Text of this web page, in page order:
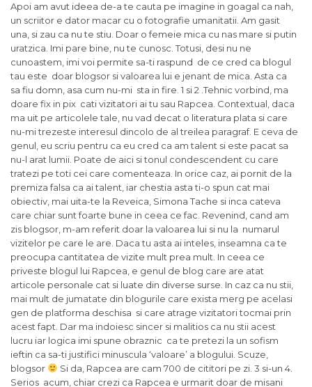
Apoi am avut ideea de-a te cauta pe imagine in goagal ca nah,
un scriitor e dator macar cu o fotografie umanitatii. Am gasit
una, si zau ca nu te stiu. Doar o femeie mica cu nas mare si putin
uratzica. Imi pare bine, nu te cunosc. Totusi, desi nu ne
cunoastem, imi voi permite sa-ti raspund de ce cred ca blogul
tau este doar blogsor si valoarea lui e jenant de mica. Asta ca
sa fiu domn, asa cum nu-mi sta in fire. 1 si 2 .Tehnic vorbind, ma
doare fix in pix cati vizitatori ai tu sau Rapcea. Contextual, daca
ma uit pe articolele tale, nu vad decat o literatura plata si care
nu-mi trezeste interesul dincolo de al treilea paragraf. E ceva de
genul, eu scriu pentru ca eu cred ca am talent si este pacat sa
nu-l arat lumii. Poate de aici si tonul condescendent cu care
tratezi pe toti cei care comenteaza. In orice caz, ai pornit de la
premiza falsa ca ai talent, iar chestia asta ti-o spun cat mai
obiectiv, mai uita-te la Reveica, Simona Tache si inca cateva
care chiar sunt foarte bune in ceea ce fac. Revenind, cand am
zis blogsor, m-am referit doar la valoarea lui si nu la numarul
vizitelor pe care le are. Daca tu asta ai inteles, inseamna ca te
preocupa cantitatea de vizite mult prea mult. In ceea ce
priveste blogul lui Rapcea, e genul de blog care are atat
articole personale cat si luate din diverse surse. In caz ca nu stii,
mai mult de jumatate din blogurile care exista merg pe acelasi
gen de platforma deschisa si care atrage vizitatori tocmai prin
acest fapt. Dar ma indoiesc sincer si malitios ca nu stii acest
lucru iar logica imi spune obraznic ca te pretezi la un sofism
ieftin ca sa-ti justifici minuscula ‘valoare’ a blogului. Scuze,
blogsor
Si da, Rapcea are cam 700 de cititori pe zi. 3 si-un 4.
Serios acum, chiar crezi ca Rapcea e urmarit doar de misani